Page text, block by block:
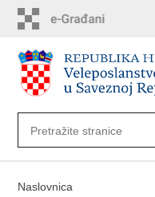
sadržaj
Naslovnica